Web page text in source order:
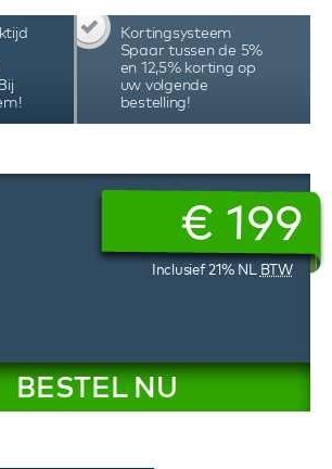
Kortingsysteem
Spaar tussen de 5%
en 12,5% korting op
uw volgende
bestelling!
€199
Inclusief 21% NL BTW
BESTEL NU